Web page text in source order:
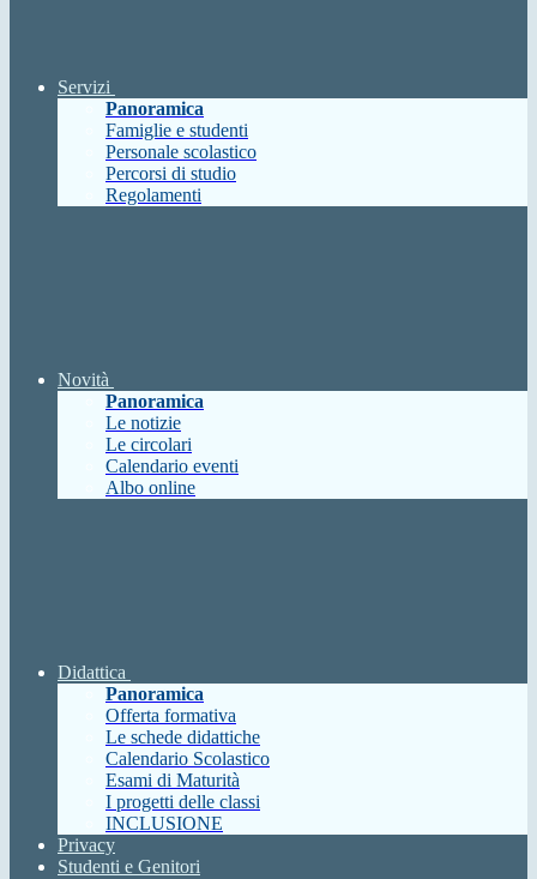
Servizi
Panoramica
Famiglie e studenti
Personale scolastico
Percorsi di studio
Regolamenti
Novità
Panoramica
Le notizie
Le circolari
Calendario eventi
Albo online
Didattica
Panoramica
Offerta formativa
Le schede didattiche
Calendario Scolastico
Esami di Maturità
I progetti delle classi
INCLUSIONE
Privacy
Studenti e Genitori